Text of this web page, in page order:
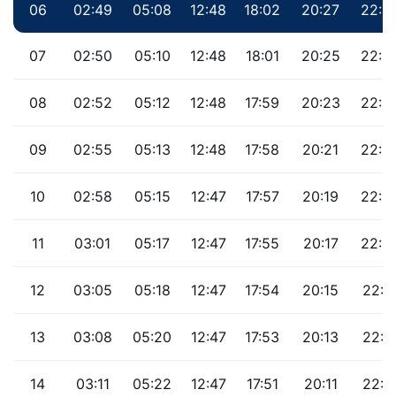
06 02:49 05:08 12:48 18:02 20:27
07 02:50 05:10 12:48 18:01 20:25
08 02:52 05:12 12:48 17:59 20:23
09 02:55 05:13 12:48 17:58 20:21
10 02:58 05:15 12:47 17:57 20:19
11 03:01 05:17 12:47 17:55 20:17
12 03:05 05:18 12:47 17:54 20:15
13 03:08 05:20 12:47 17:53 20:13
14 03:11 05:22 12:47 17:51 20:11